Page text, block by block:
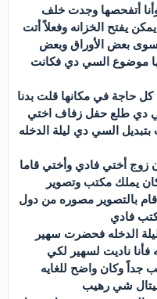
أتفحصها وجدت خلف
يفتح الخزانه وفعلاً أتت
سوى بعض الأوراق وبعض
موضوع السي دي فكانت
حاجة في مكانها قلت بدنا
دي طلع حفل زفاف اختي
السي دي ليلة الدخله
أختي فادي وأختي قاما
يملك مكتب وتصوير
بالتصوير مصوره من دول
فادي
الدخله فحضرت سهير
ناديت لسهير لكي
جداً وكان واضح للغايه
شي رهيب